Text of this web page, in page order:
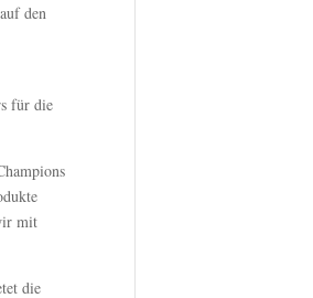
den
für die
mit
die